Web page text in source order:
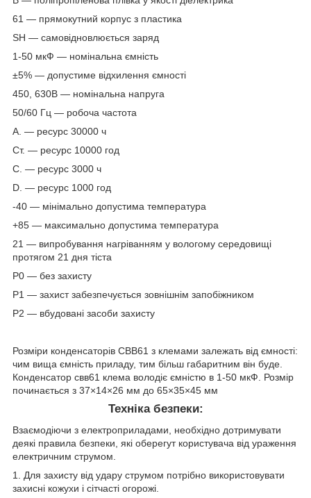
61 — прямокутний корпус з пластика
SH — самовідновлюється заряд
1-50 мкФ — номінальна ємність
±5% — допустиме відхилення ємності
450, 630В — номінальна напруга
50/60 Гц — робоча частота
А. — ресурс 30000 ч
Ст. — ресурс 10000 год
C. — ресурс 3000 ч
D. — ресурс 1000 год
-40 — мінімально допустима температура
+85 — максимально допустима температура
21 — випробування нагріванням у вологому середовищі
протягом 21 дня тіста
Р0 — без захисту
Р1 — захист забезпечується зовнішнім запобіжником
Р2 — вбудовані засоби захисту
Розміри конденсаторів СВВ61 з клемами залежать від ємності:
чим вища ємність приладу, тим більш габаритним він буде.
Конденсатор свв61 клема володіє ємністю в 1-50 мкФ. Розмір
починається з 37×14×26 мм до 65×35×45 мм
Техніка безпеки:
Взаємодіючи з електроприладами, необхідно дотримувати
деякі правила безпеки, які оберегут користувача від ураження
електричним струмом.
1. Для захисту від удару струмом потрібно використовувати
захисні кожухи і сітчасті огорожі.